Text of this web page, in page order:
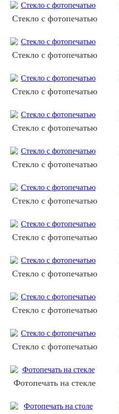
Стекло с фотопечатью
Стекло с фотопечатью
Стекло с фотопечатью
Стекло с фотопечатью
Стекло с фотопечатью
Стекло с фотопечатью
Стекло с фотопечатью
Стекло с фотопечатью
Стекло с фотопечатью
Стекло с фотопечатью
Фотопечать на стекле